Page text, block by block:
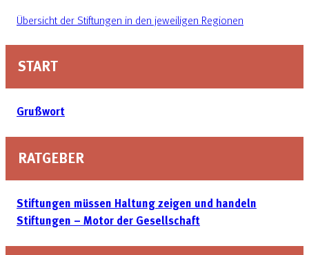
Übersicht der Stiftungen in den jeweiligen Regionen
START
Grußwort
RATGEBER
Stiftungen müssen Haltung zeigen und handeln
Stiftungen – Motor der Gesellschaft